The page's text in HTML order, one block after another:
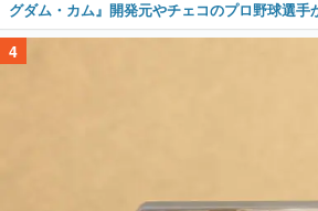
グダム・カム』開発元やチェコのプロ野球選手
4